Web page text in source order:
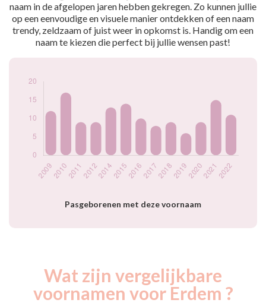
naam in de afgelopen jaren hebben gekregen. Zo kunnen jullie
op een eenvoudige en visuele manier ontdekken of een naam
trendy, zeldzaam of juist weer in opkomst is. Handig om een
naam te kiezen die perfect bij jullie wensen past!
Pasgeborenen met deze voornaam
Popularité du
2014
13
2015
14
2016
10
8
2020
2021
2022
11
Wat zijn vergelijkbare
voornamen voor Erdem ?